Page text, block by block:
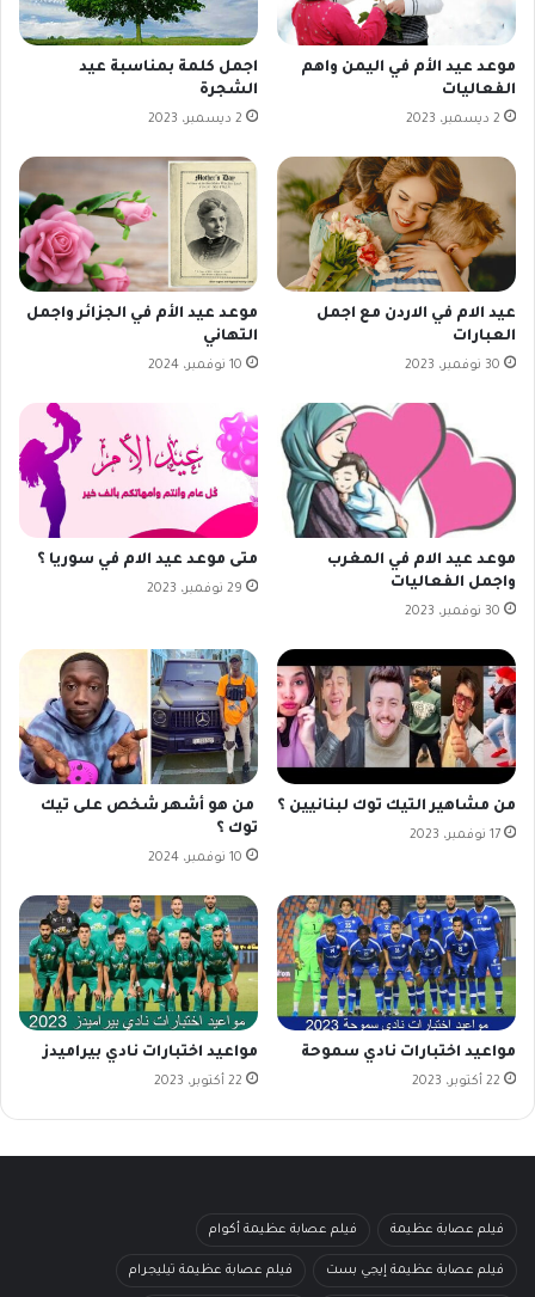
موعد عيد الأم في اليمن واهم
الفعاليات
2 ديسمبر، 2023
اجمل كلمة بمناسبة عيد
الشجرة
2 ديسمبر، 2023
عيد الام في الاردن مع اجمل
العبارات
30 نوفمبر، 2023
موعد عيد الأم في الجزائر واجمل
التهاني
10 نوفمبر، 2024
موعد عيد الام في المغرب
واجمل الفعاليات
30 نوفمبر، 2023
متى موعد عيد الام في سوريا ؟
29 نوفمبر، 2023
من مشاهير التيك توك لبنانيين ؟
17 نوفمبر، 2023
من هو أشهر شخص على تيك
توك ؟
10 نوفمبر، 2024
مواعيد اختبارات نادي سموحة
22 أكتوبر، 2023
مواعيد اختبارات نادي بيراميدز
22 أكتوبر، 2023
فيلم عصابة عظيمة فيلم عصابة عظيمة أكوام
فيلم عصابة عظيمة إيجي بست فيلم عصابة عظيمة تيليجرام